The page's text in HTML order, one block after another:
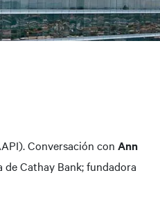
Conversación con Ann
Cathay Bank; fundadora